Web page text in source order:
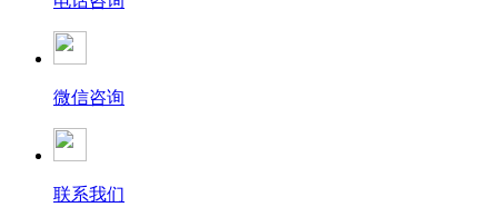
微信咨询
联系我们